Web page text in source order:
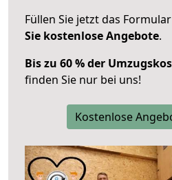
Füllen Sie jetzt das
Sie kostenlose Angebote.
Bis zu 60 % der
finden Sie nur bei uns!
Kostenlose